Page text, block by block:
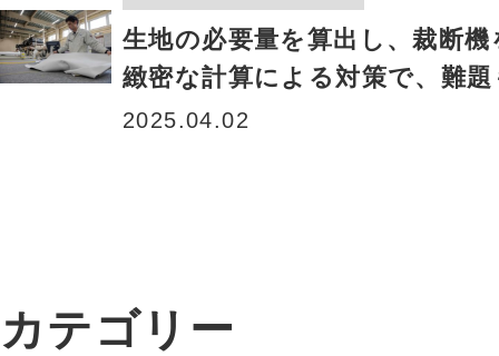
生地の必要量を算出し、裁断機
緻密な計算による対策で、難
2025.04.02
カテゴリー